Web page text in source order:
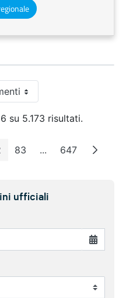
Per pagina
su 5.173 risultati.
Pagina
83 ...Pagine intermedie
Pagina
647
ufficiali